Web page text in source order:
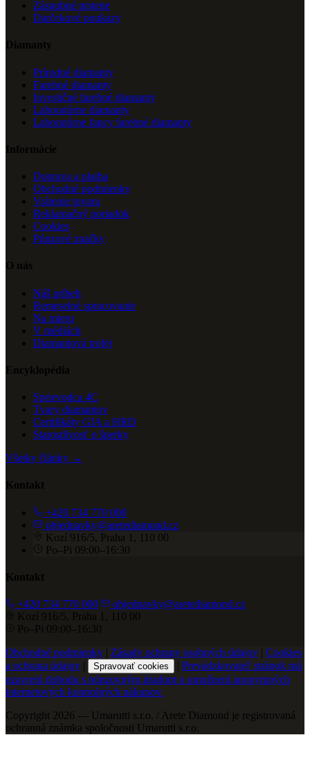
Zásnubné prstene
Darčekové poukazy
Diamanty
Prírodné diamanty
Farebné diamanty
Investičné farebné diamanty
Laboratórne diamanty
Laboratórne fancy farebné diamanty
Informácie
Doprava a platba
Obchodné podmienky
Vrátenie tovaru
Reklamačný poriadok
Cookies
Púnzové značky
O nás
Náš príbeh
Remeselné spracovanie
Na mieru
V médiách
Diamantová trofej
Encyklopédia
Sprievodca 4C
Tvary diamantov
Certifikáty GIA a HRD
Starostlivosť o šperky
Všetky články →
Kontakt
+420 734 770 000
objednavky@aretediamond.cz
Kozí 916/5, Praha 1, 110 00
Po–Pi 09:00–16:30
Kontakt
+420 734 770 000
objednavky@aretediamond.cz
Kozí 916/5, Praha 1, 110 00
Po–Pi 09:00–16:30
Obchodné podmienky | Zásady ochrany osobných údajov | Cookies
a ochrana údajov | Spravovať cookies | Prevádzkovateľ stránok má
uzavretú dohodu s púnzovným úradom o umožnení anonymných
internetových kontrolných nákupov.
Copyright 2026 — Umarutti s.r.o. / Arete Diamond je registrovaná
ochranná známka spoločnosti Umarutti s.r.o.